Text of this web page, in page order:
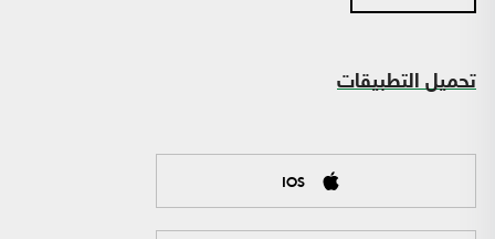
تحميل التطبيقات
IOS